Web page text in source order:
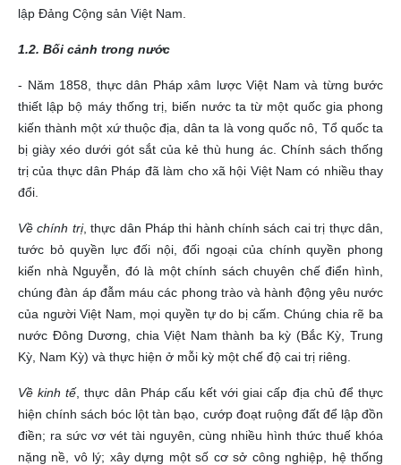
lập Đảng Cộng sản Việt Nam.
1.2. Bối cảnh trong nước
- Năm 1858, thực dân Pháp xâm lược Việt Nam và từng bước
thiết lập bộ máy thống trị, biến nước ta từ một quốc gia phong
kiến thành một xứ thuộc địa, dân ta là vong quốc nô, Tổ quốc ta
bị giày xéo dưới gót sắt của kẻ thù hung ác. Chính sách thống
trị của thực dân Pháp đã làm cho xã hội Việt Nam có nhiều thay
đổi.
Về chính trị, thực dân Pháp thi hành chính sách cai trị thực dân,
tước bỏ quyền lực đối nội, đối ngoại của chính quyền phong
kiến nhà Nguyễn, đó là một chính sách chuyên chế điển hình,
chúng đàn áp đẫm máu các phong trào và hành động yêu nước
của người Việt Nam, mọi quyền tự do bị cấm. Chúng chia rẽ ba
nước Đông Dương, chia Việt Nam thành ba kỳ (Bắc Kỳ, Trung
Kỳ, Nam Kỳ) và thực hiện ở mỗi kỳ một chế độ cai trị riêng.
Về kinh tế, thực dân Pháp cấu kết với giai cấp địa chủ để thực
hiện chính sách bóc lột tàn bạo, cướp đoạt ruộng đất để lập đồn
điền; ra sức vơ vét tài nguyên, cùng nhiều hình thức thuế khóa
nặng nề, vô lý; xây dựng một số cơ sở công nghiệp, hệ thống